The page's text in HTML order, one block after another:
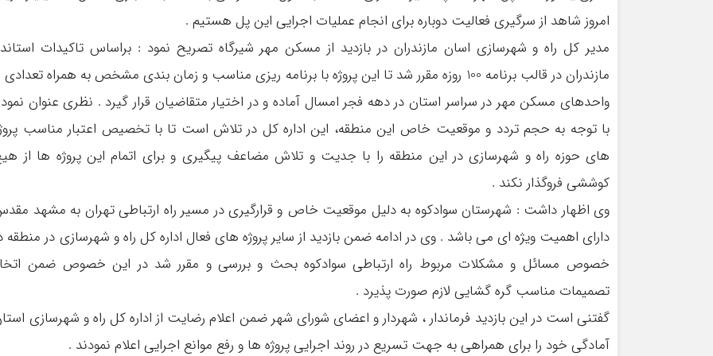
امروز شاهد از سرگیری فعالیت دوباره برای انجام عملیات اجرایی این پل هستیم .
مدیر کل راه و شهرسازی اسان مازندران در بازدید از مسکن مهر شیرگاه تصریح نمود : براساس تاکیدات
مازندران در قالب برنامه 100 روزه مقرر شد تا این پروژه با برنامه ریزی مناسب و زمان بندی مشخص به همراه تعدادی
واحدهای مسکن مهر در سراسر استان در دهه فجر امسال آماده و در اختیار متقاضیان قرار گیرد . نظری عنوان
با توجه به حجم تردد و موقعیت خاص این منطقه، این اداره کل در تلاش است تا با تخصیص اعتبار مناسب
های حوزه راه و شهرسازی در این منطقه را با جدیت و تلاش مضاعف پیگیری و برای اتمام این پروژه ها از
کوششی فروگذار نکند .
وی اظهار داشت : شهرستان سوادکوه به دلیل موقعیت خاص و قرارگیری در مسیر راه ارتباطی تهران به مشهد
دارای اهمیت ویژه ای می باشد . وی در ادامه ضمن بازدید از سایر پروژه های فعال اداره کل راه و شهرسازی در منطقه
خصوص مسائل و مشکلات مربوط راه ارتباطی سوادکوه بحث و بررسی و مقرر شد در این خصوص ضمن
تصمیمات مناسب گره گشایی لازم صورت پذیرد .
گفتنی است در این بازدید فرماندار ، شهردار و اعضای شورای شهر ضمن اعلام رضایت از اداره کل راه و شهرسازی
آمادگی خود را برای همراهی به جهت تسریع در روند اجرایی پروژه ها و رفع موانع اجرایی اعلام نمودند .